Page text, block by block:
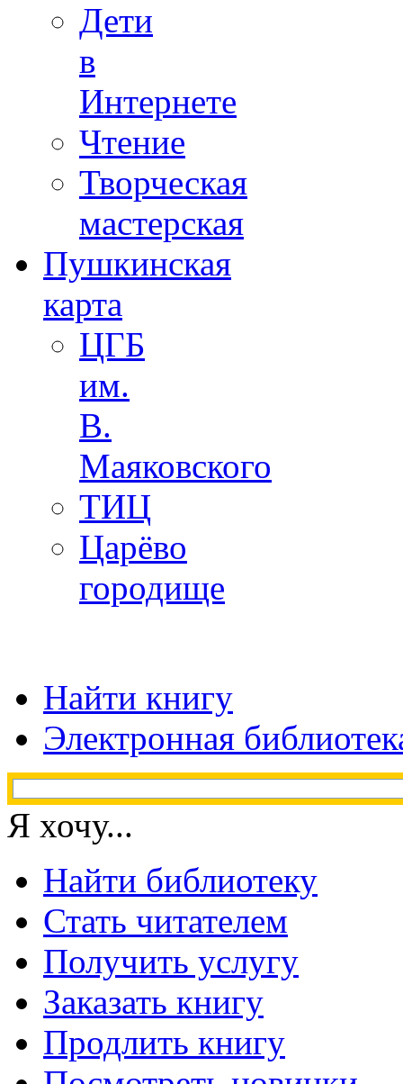
Дети
в
Интернете
Чтение
Творческая
мастерская
Пушкинская
карта
ЦГБ
им.
В.
Маяковского
ТИЦ
Царёво
городище
Найти книгу
Электронная
Я хочу...
Найти библиотеку
Стать читателем
Получить услугу
Заказать книгу
Продлить книгу